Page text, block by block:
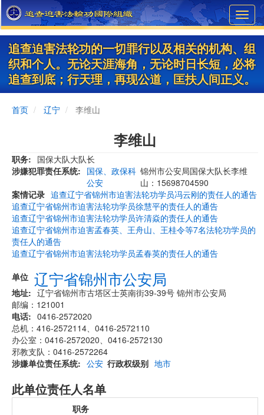
Skip
to
main
content
追查迫害法轮功的一切罪行以及相关的机构、组
织和个人。无论天涯海角，无论时日长短，必将
追查到底；行天理，再现公道，匡扶人间正义。
首页 辽宁 李维山
李维山
职务
国保大队大队长
涉嫌犯罪责任系统
国保、政保科
公安
锦州市公安局国保大队长李维
山：15698704590
案情记录 追查辽宁省锦州市迫害法轮功学员冯云刚的责任人的通告
追查辽宁省锦州市迫害法轮功学员徐慧平的责任人的通告
追查辽宁省锦州市迫害法轮功学员许清焱的责任人的通告
追查辽宁省锦州市迫害孟春英、王舟山、王桂令等7名法轮功学员的
责任人的通告
追查辽宁省锦州市迫害法轮功学员孟春英的责任人的通告
单位 辽宁省锦州市公安局
地址
辽宁省锦州市古塔区士英南街39-39号 锦州市公安局
邮编：121001
电话
0416-2572020
总机：416-2572114、0416-2572110
办公室：0416-2572020、0416-2572130
邪教支队：0416-2572264
涉嫌单位责任系统
公安 行政权级别 地市
此单位责任人名单
职务